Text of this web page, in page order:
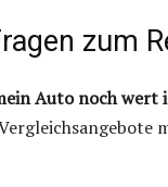
zum
Auto noch wert